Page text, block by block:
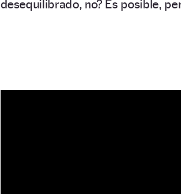
desequilibrado, no? Es posible,